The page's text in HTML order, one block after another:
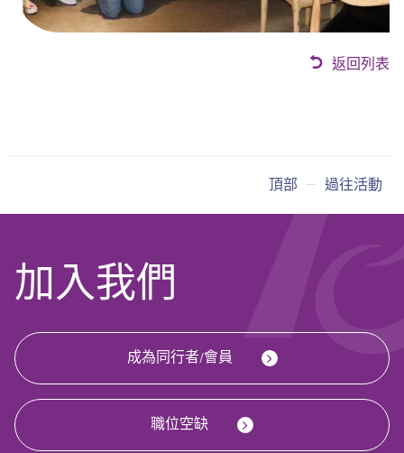
返回列表
頂部 過往活動
加入我們
成為同行者/會員
職位空缺